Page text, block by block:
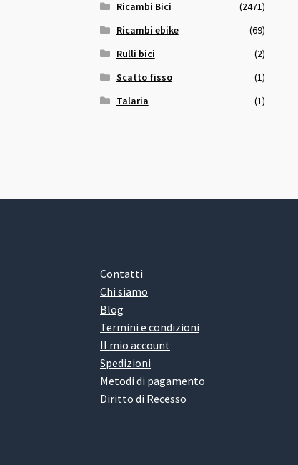
Ricambi Bici
(2471)
Ricambi ebike
(69)
Rulli bici
(2)
Scatto fisso
(1)
Talaria
(1)
Contatti
Chi siamo
Blog
Termini e condizioni
Il mio account
Spedizioni
Metodi di pagamento
Diritto di Recesso